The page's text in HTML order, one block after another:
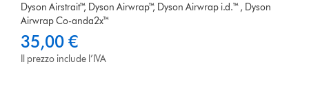
Dyson Airstrait™, Dyson Airwrap™, Dyson Airwrap i.d.™ , Dyson
Airwrap Co-anda2x™
35,00 €
Il prezzo include l’IVA